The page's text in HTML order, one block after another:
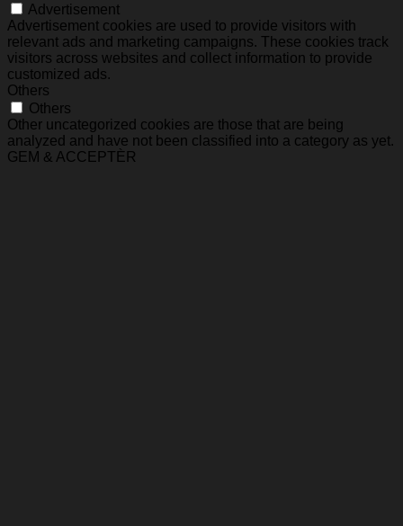
Advertisement
Advertisement cookies are used to provide visitors with
relevant ads and marketing campaigns. These cookies track
visitors across websites and collect information to provide
customized ads.
Others
Others
Other uncategorized cookies are those that are being
analyzed and have not been classified into a category as yet.
GEM & ACCEPTÈR